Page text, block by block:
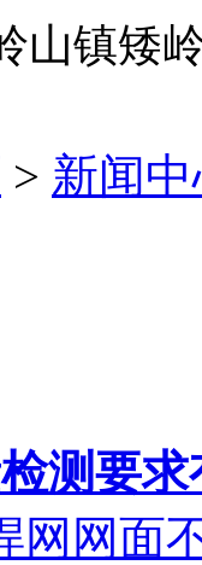
山镇矮
> 新闻
测要求
网网面